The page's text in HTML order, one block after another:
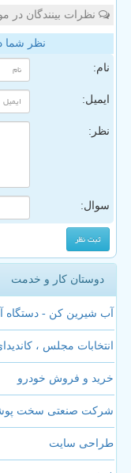
نظرات بینندگان در
نظر شما
نام:
ایمیل:
نظر:
سوال:
دوستان کار و خدمت
آب شیرین کن -
انتخابات مجلس ،
خرید و فروش خودرو
شرکت صنعتی سخت
طراحی سایت